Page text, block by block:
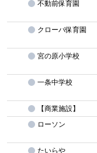
不動前保育園
クローバ保育園
宮の原小学校
一条中学校
【商業施設】
ローソン
たいらや